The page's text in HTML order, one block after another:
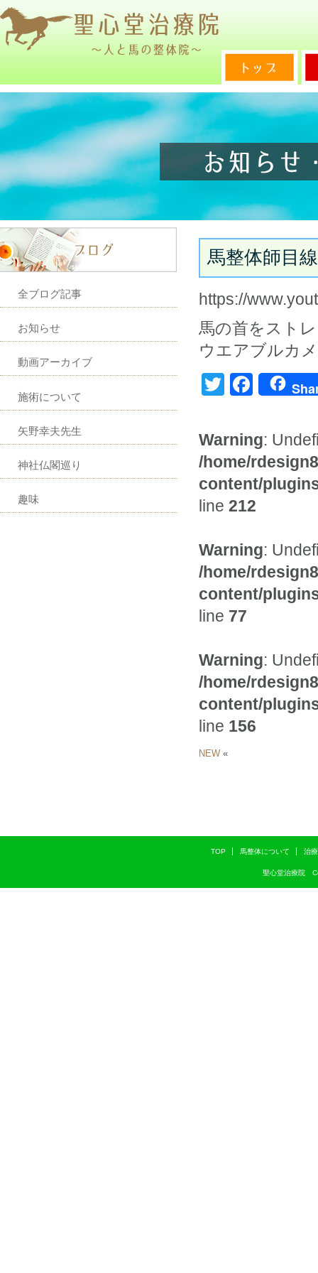
馬整体師目
https://
馬の首をスト
ウエアブルカ
Twitter
Warning:
/home/
content/
line 212
Warning:
/home/
content/
line 77
Warning:
/home/
content/
line 156
NEW «
全ブログ記事
お知らせ
動画アーカイブ
施術について
矢野幸夫先生
神社仏閣巡り
趣味
TOP 馬整体について 治
聖心堂治療院